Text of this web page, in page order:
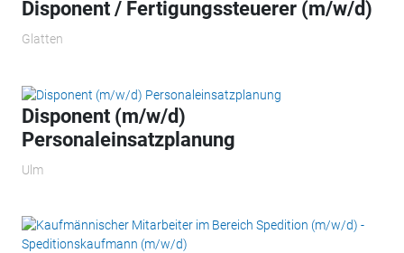
Disponent / Fertigungssteuerer (m/w/d)
Glatten
Disponent (m/w/d)
Personaleinsatzplanung
Ulm